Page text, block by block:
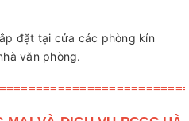
đặt tại cửa các phòng kín
văn phòng.